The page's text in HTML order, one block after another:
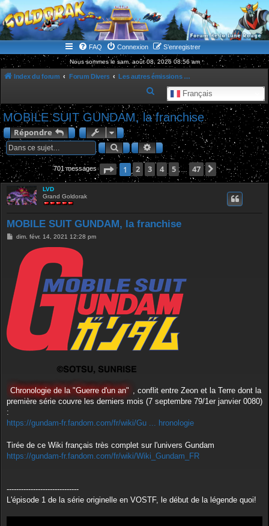
WWW.GOLDORAKGO.COM
le site de la Lune Rouge
FAQ Connexion S’enregistrer
Nous sommes le sam. août 08, 2026 08:56 am
Index du forum Forum Divers Les autres émissions marquantes de notre jeunesse
Français
e
c
e
r
c
r
MOBILE SUIT GUNDAM, la franchise
Répondre
RechercherRecherche avancée
701 messages Page 1sur 47
1 2 3 4 5 … 47 Suivante
LVD
Grand Goldorak
MOBILE SUIT GUNDAM, la franchise
M
e
dim. févr. 14, 2021 12:28 pm
Chronologie de la "Guerre d'un an" , conflit entre Zeon et la Terre dont la
première série couvre les derniers mois (7 septembre 79/1er janvier 0080)
:
https://gundam-fr.fandom.com/fr/wiki/Gu ... hronologie
Tirée de ce Wiki français très complet sur l'univers Gundam
https://gundam-fr.fandom.com/fr/wiki/Wiki_Gundam_FR
------------------------------
L'épisode 1 de la série originelle en VOSTF, le début de la légende quoi!